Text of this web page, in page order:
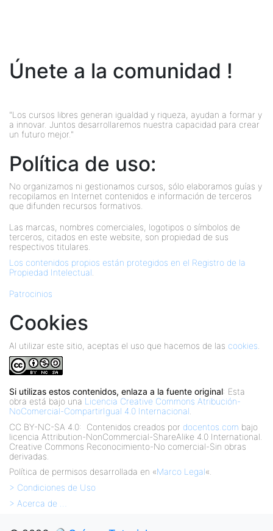
Únete a la comunidad !
"Los cursos libres generan igualdad y riqueza, ayudan a formar y
a innovar. Juntos desarrollaremos nuestra capacidad para crear
un futuro mejor."
Política de uso:
No organizamos ni gestionamos cursos, sólo elaboramos guías y
recopilamos en Internet contenidos e información de terceros
que difunden recursos formativos.
Las marcas, nombres comerciales, logotipos o símbolos de
terceros, citados en este website, son propiedad de sus
respectivos titulares.
Los contenidos propios están protegidos en el Registro de la
Propiedad Intelectual
Patrocinios
Cookies
Al utilizar este sitio, aceptas el uso que hacemos de las cookies
Si utilizas estos contenidos, enlaza a la fuente original: Esta
obra está bajo una Licencia Creative Commons Atribución-
NoComercial-CompartirIgual 4.0 Internacional
CC BY-NC-SA 4.0: Contenidos creados por docentos.com bajo
licencia Attribution-NonCommercial-ShareAlike 4.0 International.
Creative Commons Reconocimiento-No comercial-Sin obras
derivadas.
Política de permisos desarrollada en «Marco Legal«.
> Condiciones de Uso
> Acerca de …